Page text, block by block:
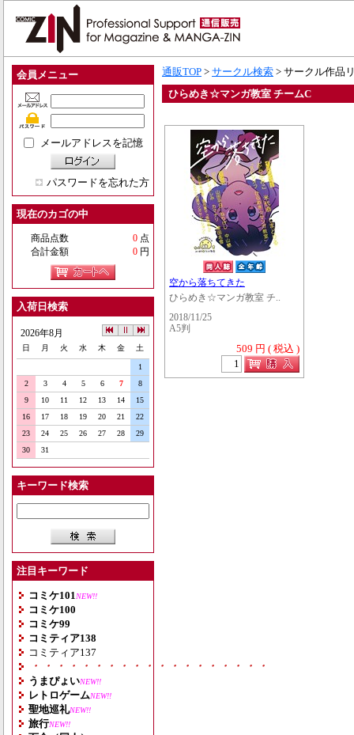
会員メニュー
メールアドレスを記憶
パスワードを忘れた方
現在のカゴの中
商品点数 0 点
合計金額
0 円
入荷日検索
2026年8月
日 月 火 水 木 金 土
1
2
3 4 5 6 7
8
9
10 11 12 13 14
15
16
17 18 19 20 21
22
23
24 25 26 27 28
29
30
31
キーワード検索
注目キーワード
コミケ101 NEW!!
コミケ100
コミケ99
コミティア138
コミティア137
・・・・・・・・・・・・・・・・・・・
うまぴょいNEW!!
レトロゲームNEW!!
聖地巡礼NEW!!
旅行NEW!!
通販TOP > サークル検索 > サークル作品
ひらめき☆マンガ教室 チームC
空から落ちてきた
ひらめき☆マンガ教室 チ..
2018/11/25
A5判
509 円 ( 税込 )